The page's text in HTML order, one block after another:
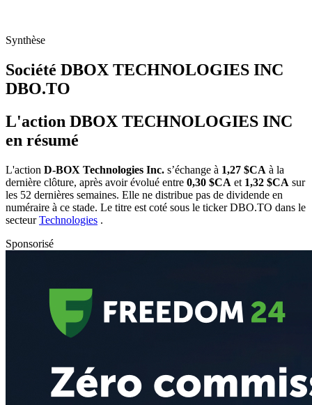
Synthèse
Société DBOX TECHNOLOGIES INC
DBO.TO
L'action DBOX TECHNOLOGIES INC
en résumé
L'action D-BOX Technologies Inc. s’échange à 1,27 $CA à la
dernière clôture, après avoir évolué entre 0,30 $CA et 1,32 $CA sur
les 52 dernières semaines. Elle ne distribue pas de dividende en
numéraire à ce stade. Le titre est coté sous le tickerDBO.TO dans le
secteurTechnologies .
Sponsorisé